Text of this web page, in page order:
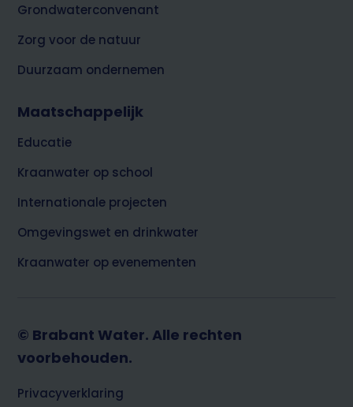
Grondwaterconvenant
Zorg voor de natuur
Duurzaam ondernemen
Maatschappelijk
Educatie
Kraanwater op school
Internationale projecten
Omgevingswet en drinkwater
Kraanwater op evenementen
© Brabant Water. Alle rechten
voorbehouden.
Footer
Privacyverklaring